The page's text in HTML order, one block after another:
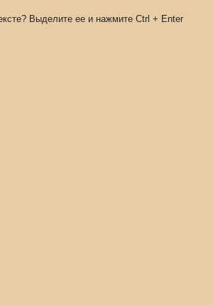
Выделите ее и нажмите Ctrl + Enter